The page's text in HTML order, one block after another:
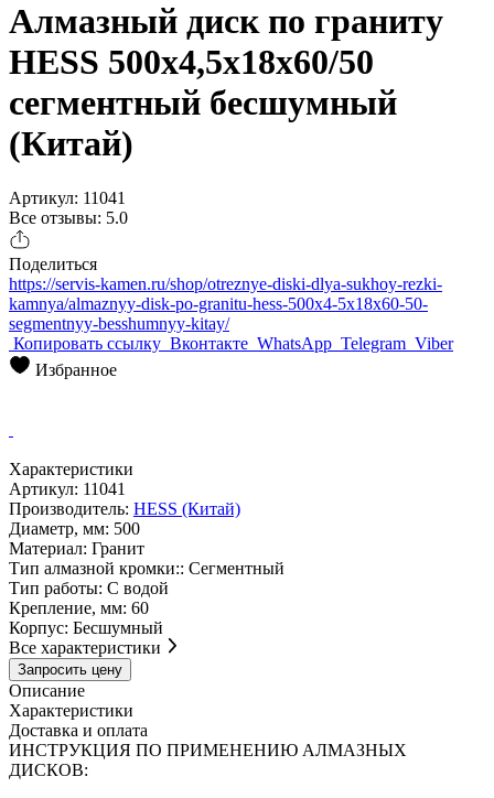
Алмазный диск по граниту
HESS 500x4,5x18x60/50
сегментный бесшумный
(Китай)
Артикул: 11041
Все отзывы: 5.0
Поделиться
https://servis-kamen.ru/shop/otreznye-diski-dlya-sukhoy-rezki-
kamnya/almaznyy-disk-po-granitu-hess-500x4-5x18x60-50-
segmentnyy-besshumnyy-kitay/
Копировать ссылку Вконтакте WhatsApp Telegram Viber
Избранное
Характеристики
Артикул: 11041
Производитель: HESS (Китай)
Диаметр, мм: 500
Материал: Гранит
Тип алмазной кромки:: Сегментный
Тип работы: С водой
Крепление, мм: 60
Корпус: Бесшумный
Все характеристики
Запросить цену
Описание
Характеристики
Доставка и оплата
ИНСТРУКЦИЯ ПО ПРИМЕНЕНИЮ АЛМАЗНЫХ
ДИСКОВ: